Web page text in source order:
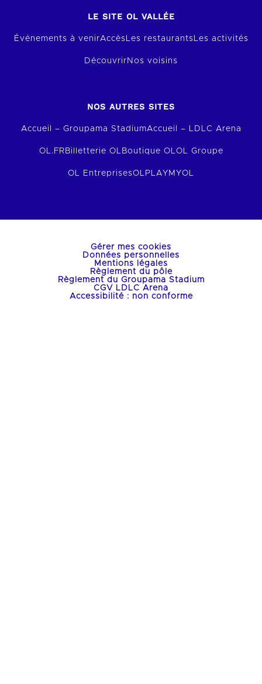
LE SITE OL VALLÉE
Événements à venirAccèsLes restaurantsLes activités
Découvrir Nos voisins
NOS AUTRES SITES
Accueil – Groupama StadiumAccueil – LDLC Arena
OL.FR Billetterie OL Boutique OLOL Groupe
OL EntreprisesOLPLAY MYOL
Gérer mes cookies
Données personnelles
Mentions légales
Règlement du pôle
Règlement du Groupama Stadium
CGV LDLC Arena
Accessibilité : non conforme